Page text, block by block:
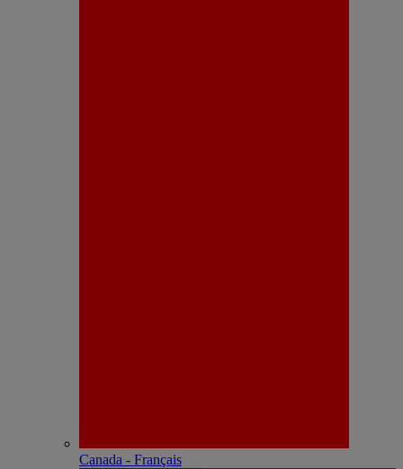
Canada - Français